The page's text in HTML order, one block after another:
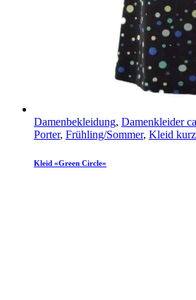
Damenbekleidung, Damenkleider
Porter, Frühling/Sommer, Kleid
Kleid «Green Circle»